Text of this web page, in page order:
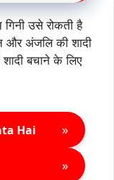
उसे रोकती है
और अंजलि की शादी
बचाने के लिए
Hai »
»